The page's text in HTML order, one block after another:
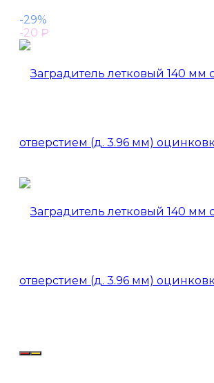
-29%
-20 ₽